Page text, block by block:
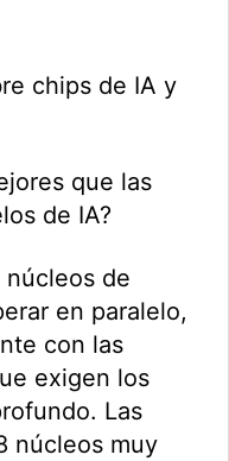
chips de IA y
que las
de IA?
núcleos de
en paralelo,
con las
exigen los
Las
núcleos muy